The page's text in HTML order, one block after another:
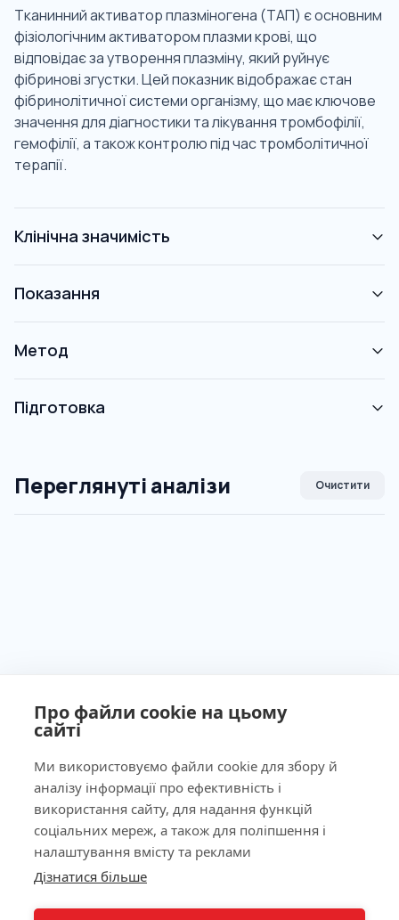
Про файли cookie на цьому
сайті
Ми використовуємо файли cookie для збору й
аналізу інформації про ефективність і
використання сайту, для надання функцій
соціальних мереж, а також для поліпшення і
налаштування вмісту та реклами
Дізнатися більше
Тканинний активатор плазміногена (ТАП) є основним
фізіологічним активатором плазми крові, що
відповідає за утворення плазміну, який руйнує
фібринові згустки. Цей показник відображає стан
фібринолітичної системи організму, що має ключове
значення для діагностики та лікування тромбофілії,
гемофілії, а також контролю під час тромболітичної
терапії.
Клінічна значимість
Показання
Метод
Підготовка
Переглянуті аналізи Очистити
Ліцензія МОЗ України №603260 від 23.09.2011
Наша адреса
КНОПКА